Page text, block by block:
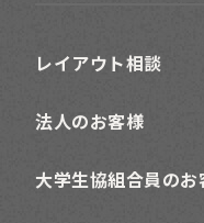
レイアウト相談
法人のお客様
大学生協組合員のお